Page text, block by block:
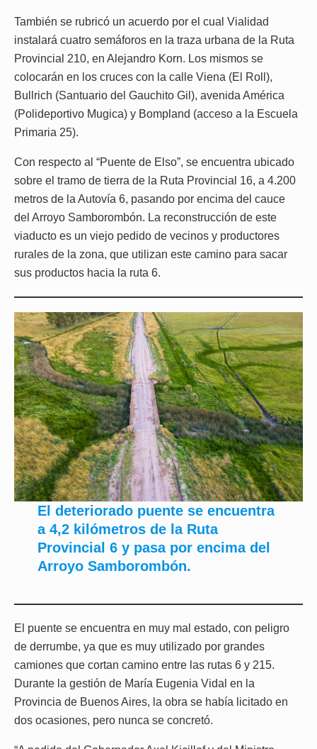
También se rubricó un acuerdo por el cual Vialidad
instalará cuatro semáforos en la traza urbana de la Ruta
Provincial 210, en Alejandro Korn. Los mismos se
colocarán en los cruces con la calle Viena (El Roll),
Bullrich (Santuario del Gauchito Gil), avenida América
(Polideportivo Mugica) y Bompland (acceso a la Escuela
Primaria 25).
Con respecto al “Puente de Elso”, se encuentra ubicado
sobre el tramo de tierra de la Ruta Provincial 16, a 4.200
metros de la Autovía 6, pasando por encima del cauce
del Arroyo Samborombón. La reconstrucción de este
viaducto es un viejo pedido de vecinos y productores
rurales de la zona, que utilizan este camino para sacar
sus productos hacia la ruta 6.
El deteriorado puente se encuentra
a 4,2 kilómetros de la Ruta
Provincial 6 y pasa por encima del
Arroyo Samborombón.
El puente se encuentra en muy mal estado, con peligro
de derrumbe, ya que es muy utilizado por grandes
camiones que cortan camino entre las rutas 6 y 215.
Durante la gestión de María Eugenia Vidal en la
Provincia de Buenos Aires, la obra se había licitado en
dos ocasiones, pero nunca se concretó.